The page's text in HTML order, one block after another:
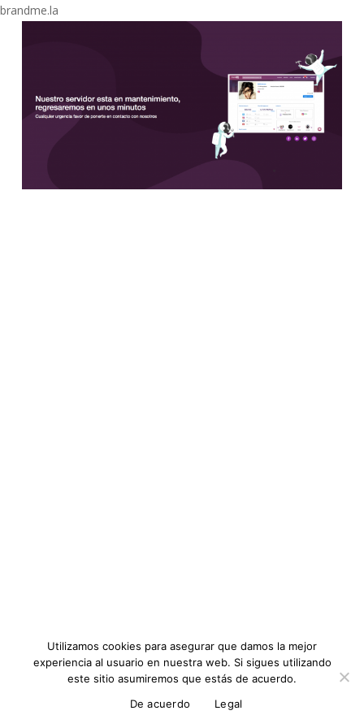
brandme.la
Skip
Utilizamos cookies para asegurar que damos la mejor
experiencia al usuario en nuestra web. Si sigues utilizando
este sitio asumiremos que estás de acuerdo.
De acuerdo
Legal